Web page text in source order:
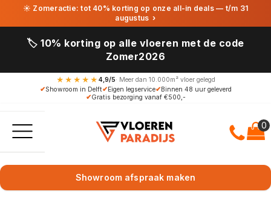
☀ Zomeractie: tot 40% korting op onze all-in deals — t/m 31
augustus ›
🏷️ 10% korting op alle vloeren met de code
Zomer2026
★★★★★ 4,9/5· Meer dan 10.000m² vloer gelegd
✔Showroom in Delft✔Eigen legservice✔Binnen 48 uur geleverd
✔Gratis bezorging vanaf €500,-
Showroom afspraak maken